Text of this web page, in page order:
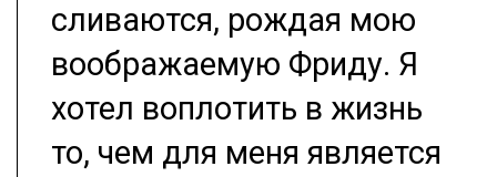
сливаются, рождая мою
воображаемую Фриду. Я
хотел воплотить в жизнь
то, чем для меня является